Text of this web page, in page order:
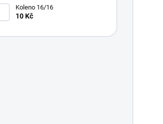
Koleno 16/16
10 Kč